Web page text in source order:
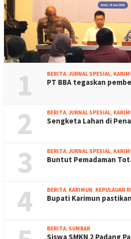
1 BERITA JURNAL SPESIAL
PT BBA tegaskan
2 BERITA JURNAL SPESIAL
Sengketa Lahan di
3 BERITA JURNAL SPESIAL
Buntut Pemadaman
4 BERITA KARIMUN KEPULAUAN
Bupati Karimun
BERITA SUMBAR
Siswa SMKN 2 Padang